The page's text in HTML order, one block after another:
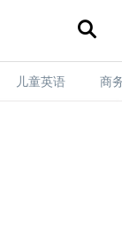
✕
儿童英语 商